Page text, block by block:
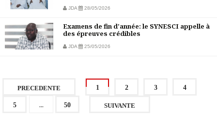
JDA 28/05/2026
Examens de fin d'année: le SYNESCI appelle à
des épreuves crédibles
JDA 25/05/2026
PRECEDENTE 1 2 3 4
5 ... 50 SUIVANTE